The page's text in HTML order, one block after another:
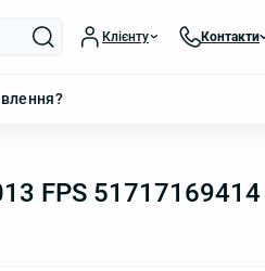
Клієнту Контакти
FPS 51717169414